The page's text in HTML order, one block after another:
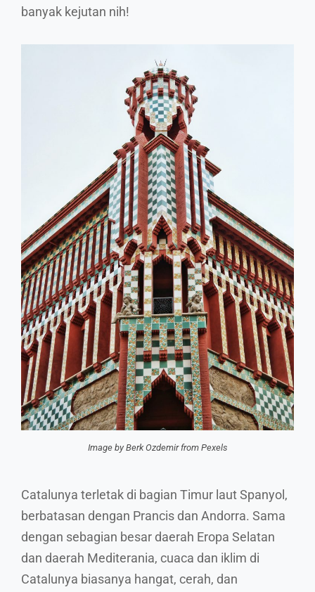
banyak kejutan nih!
Image by Berk Ozdemir from Pexels
Catalunya terletak di bagian Timur laut Spanyol,
berbatasan dengan Prancis dan Andorra. Sama
dengan sebagian besar daerah Eropa Selatan
dan daerah Mediterania, cuaca dan iklim di
Catalunya biasanya hangat, cerah, dan